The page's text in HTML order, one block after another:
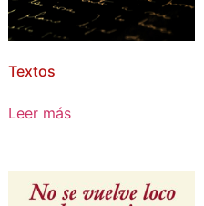
Textos
Leer más